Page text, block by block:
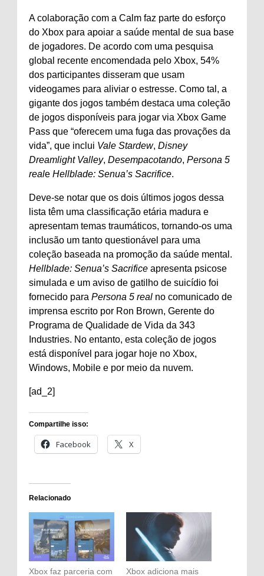
A colaboração com a Calm faz parte do esforço
do Xbox para apoiar a saúde mental de sua base
de jogadores. De acordo com uma pesquisa
global recente encomendada pelo Xbox, 54%
dos participantes disseram que usam
videogames para aliviar o estresse. Como tal, a
gigante dos jogos também destaca uma coleção
de jogos disponíveis para jogar via Xbox Game
Pass que “oferecem uma fuga das provações da
vida”, que inclui Vale Stardew, Disney
Dreamlight Valley, Desempacotando, Persona 5
reale Hellblade: Senua’s Sacrifice.
Deve-se notar que os dois últimos jogos dessa
lista têm uma classificação etária madura e
apresentam temas traumáticos, tornando-os uma
inclusão um tanto questionável para uma
coleção baseada na promoção da saúde mental.
Hellblade: Senua’s Sacrifice apresenta psicose
simulada e um aviso de gatilho de suicídio foi
fornecido para Persona 5 real no comunicado de
imprensa escrito por Ron Brown, Gerente do
Programa de Qualidade de Vida da 343
Industries. No entanto, esta coleção de jogos
está disponível para jogar hoje no Xbox,
Windows, Mobile e por meio da nuvem.
[ad_2]
Compartilhe isso:
Facebook X
Relacionado
Xbox faz parceria com Xbox adiciona mais